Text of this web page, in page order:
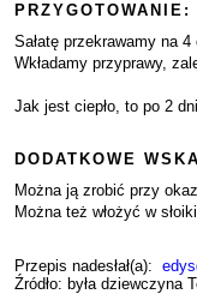
PRZYGOTOWANIE:
Sałatę przekrawamy na
Wkładamy przyprawy,
Jak jest ciepło, to po 2
DODATKOWE
Można ją zrobić przy
Można też włożyć w
Przepis nadesłał(a):
Źródło: była dziewczyna